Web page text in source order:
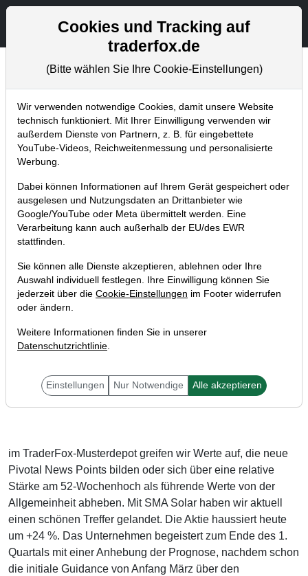
Aktien- und Artikelsuche
Tradingerfolge
Home Blog Tradingerfolge
SMA Solar hebt um 24 % ab. Wir
sind im TraderFox-Musterdepot
dabei!
30.03.2023 um 17:23 Uhr | TraderFox GmbH
Liebe Trader,
im TraderFox-Musterdepot greifen wir Werte auf, die neue
Pivotal News Points bilden oder sich über eine relative
Stärke am 52-Wochenhoch als führende Werte von der
Allgemeinheit abheben. Mit SMA Solar haben wir aktuell
einen schönen Treffer gelandet. Die Aktie haussiert heute
um +24 %. Das Unternehmen begeistert zum Ende des 1.
Quartals mit einer Anhebung der Prognose, nachdem schon
die initiale Guidance von Anfang März über den
Cookies und Tracking auf
traderfox.de
(Bitte wählen Sie Ihre Cookie-Einstellungen)
Wir verwenden notwendige Cookies, damit unsere Website
technisch funktioniert. Mit Ihrer Einwilligung verwenden wir
außerdem Dienste von Partnern, z. B. für eingebettete
YouTube-Videos, Reichweitenmessung und personalisierte
Werbung.
Dabei können Informationen auf Ihrem Gerät gespeichert oder
ausgelesen und Nutzungsdaten an Drittanbieter wie
Google/YouTube oder Meta übermittelt werden. Eine
Verarbeitung kann auch außerhalb der EU/des EWR
stattfinden.
Sie können alle Dienste akzeptieren, ablehnen oder Ihre
Auswahl individuell festlegen. Ihre Einwilligung können Sie
jederzeit über die Cookie-Einstellungen im Footer widerrufen
oder ändern.
Weitere Informationen finden Sie in unserer
Datenschutzrichtlinie.
Einstellungen Nur Notwendige Alle akzeptieren